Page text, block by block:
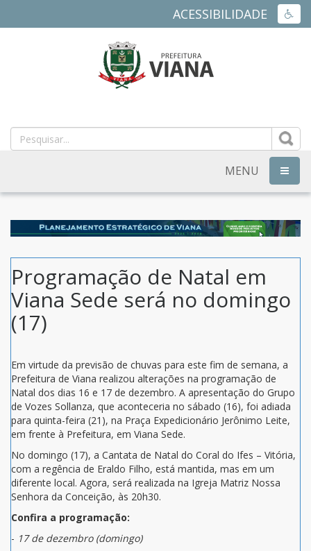
ACESSIBILIDADE
MUNICIPAL
DE
VIANA
ES
MENU
Programação de Natal em
Viana Sede será no domingo
(17)
Em virtude da previsão de chuvas para este fim de semana, a
Prefeitura de Viana realizou alterações na programação de
Natal dos dias 16 e 17 de dezembro. A apresentação do Grupo
de Vozes Sollanza, que aconteceria no sábado (16), foi adiada
para quinta-feira (21), na Praça Expedicionário Jerônimo Leite,
em frente à Prefeitura, em Viana Sede.
No domingo (17), a Cantata de Natal do Coral do Ifes – Vitória,
com a regência de Eraldo Filho, está mantida, mas em um
diferente local. Agora, será realizada na Igreja Matriz Nossa
Senhora da Conceição, às 20h30.
Confira a programação:
- 17 de dezembro (domingo)